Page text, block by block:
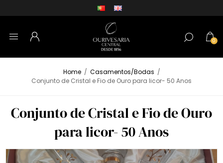
0
Home / Casamentos/Bodas /
Conjunto de Cristal e Fio de Ouro para licor- 50 Anos
Conjunto de Cristal e Fio de Ouro
para licor- 50 Anos